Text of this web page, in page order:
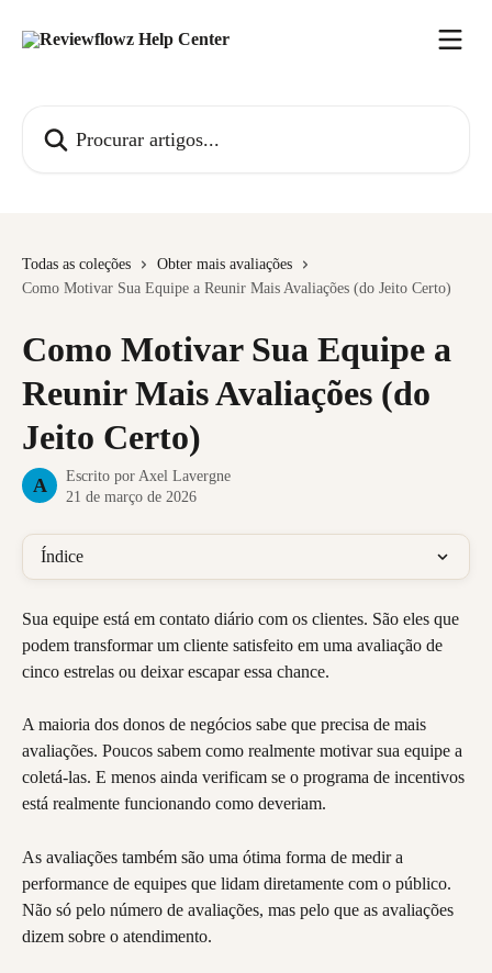
Todas as coleções
Obter mais avaliações
Como Motivar Sua Equipe a Reunir Mais Avaliações (do Jeito Certo)
Como Motivar Sua Equipe a
Reunir Mais Avaliações (do
Jeito Certo)
A Escrito por Axel Lavergne
21 de março de 2026
Índice
Sua equipe está em contato diário com os clientes. São eles que
podem transformar um cliente satisfeito em uma avaliação de
cinco estrelas ou deixar escapar essa chance.
A maioria dos donos de negócios sabe que precisa de mais
avaliações. Poucos sabem como realmente motivar sua equipe a
coletá-las. E menos ainda verificam se o programa de incentivos
está realmente funcionando como deveriam.
As avaliações também são uma ótima forma de medir a
performance de equipes que lidam diretamente com o público.
Não só pelo número de avaliações, mas pelo que as avaliações
dizem sobre o atendimento.